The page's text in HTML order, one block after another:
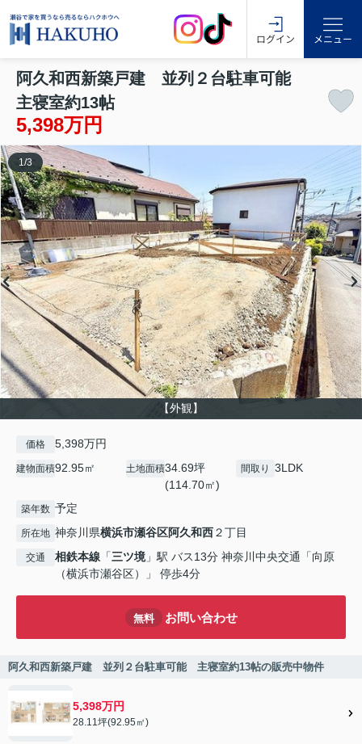
ログイン メニュー
阿久和西新築戸建 並列２台駐車可能
主寝室約13帖
5,398万円
【外観】
1 /3
価格 5,398万円
建物面積92.95㎡ 土地面積34.69坪
(114.70㎡)
間取り 3LDK
築年数 予定
所在地 神奈川県横浜市瀬谷区阿久和西２丁目
交通 相鉄本線 「三ツ境」駅 バス13分 神奈川中央交通「向原
（横浜市瀬谷区）」 停歩4分
無料 お問い合わせ
阿久和西新築戸建 並列２台駐車可能 主寝室約13帖の販売中物件
5,398万円
28.11坪(92.95㎡)